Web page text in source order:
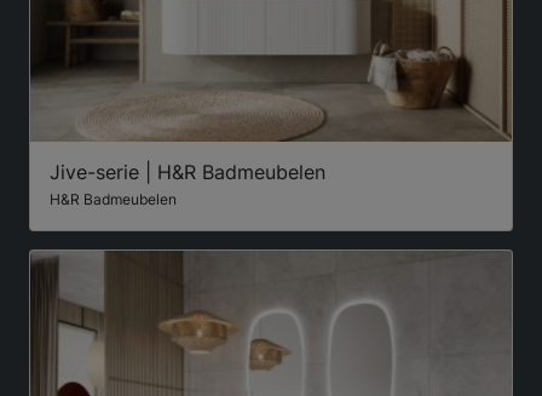
Jive-serie | H&R Badmeubelen
H&R Badmeubelen